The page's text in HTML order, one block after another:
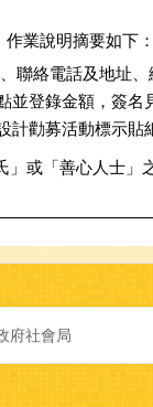
業說明摘要如下：
絡電話及地址
登錄金額，簽
勸募活動標示貼
或「善心人士
府社會局